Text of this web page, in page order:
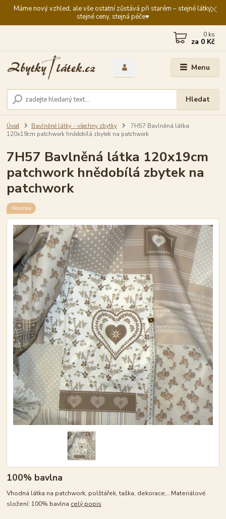
Máme nový vzhled, ale vše ostatní zůstává při starém – stejné látky,
stejné ceny, stejná péče♥️
Menu
Hledat
0 ks
za 0 Kč
Úvod Bavlněné látky - všechny zbytky
7H57 Bavlněná látka
120x19cm patchwork hnědobílá zbytek na patchwork
7H57 Bavlněná látka 120x19cm
patchwork hnědobílá zbytek na
patchwork
Novinka
100% bavlna
Vhodná látka na patchwork, polštářek, taška, dekorace,...Materiálové
složení: 100% bavlna celý popis